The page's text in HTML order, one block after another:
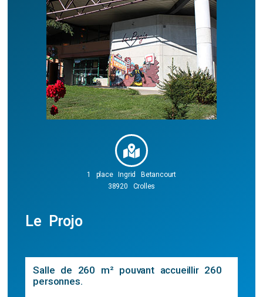
1 place Ingrid Betancourt
38920 Crolles
Le Projo
Salle de 260 m² pouvant accueillir 260
personnes.